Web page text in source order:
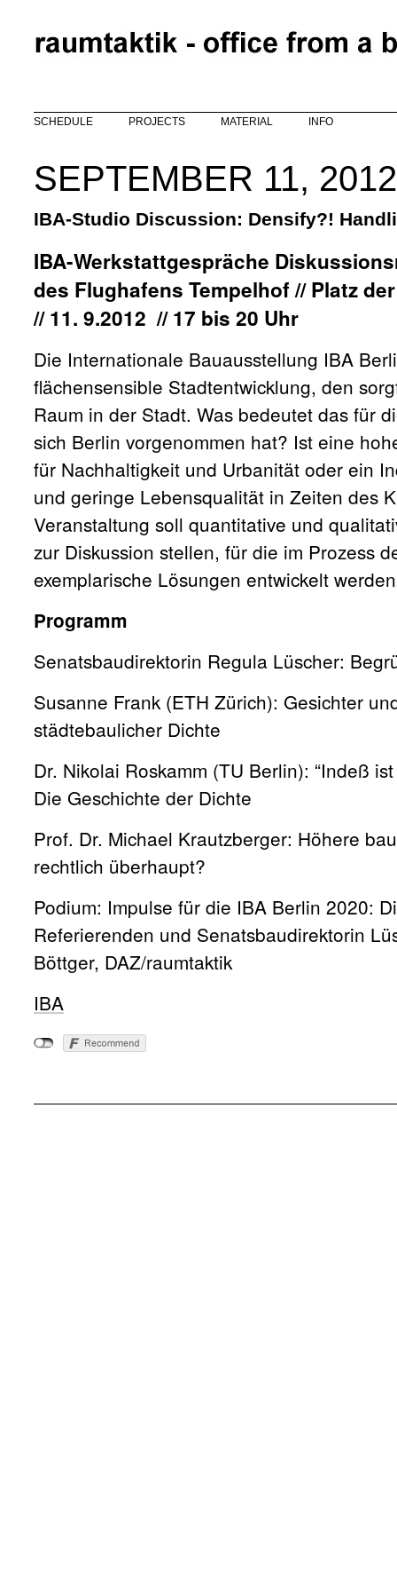
SCHEDULE PROJECTS MATERIAL INFO
SEPTEMBER 11,
IBA-Studio Discussion: Densify?!
IBA-Werkstattgespräche
des Flughafens Tempelhof // Platz
// 11. 9.2012 // 17 bis 20 Uhr
Die Internationale Bauausstellung IBA
flächensensible Stadtentwicklung, den
Raum in der Stadt. Was bedeutet das für
sich Berlin vorgenommen hat? Ist eine
für Nachhaltigkeit und Urbanität oder ein
und geringe Lebensqualität in Zeiten des
Veranstaltung soll quantitative und
zur Diskussion stellen, für die im Prozess
exemplarische Lösungen entwickelt
Programm
Senatsbaudirektorin Regula Lüscher:
Susanne Frank (ETH Zürich): Gesichter
städtebaulicher Dichte
Dr. Nikolai Roskamm (TU Berlin): “Indeß
Die Geschichte der Dichte
Prof. Dr. Michael Krautzberger: Höhere
rechtlich überhaupt?
Podium: Impulse für die IBA Berlin 2020:
Referierenden und Senatsbaudirektorin
Böttger, DAZ/raumtaktik
IBA